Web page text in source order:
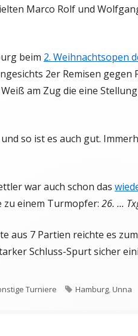
BLITZMEISTERSCHAFT
MEISTERSCHAFT
CUP
Marco Rolf und
beim 2. Weihnachtsopen
2er Remisen gegen
am Zug die eine
so ist es auch gut.
war auch schon das
einem Turmopfer: 26. ...
aus 7 Partien reichte es
Schluss-Spurt sicher
Turniere Schlagwörter
Hamburg,Unna